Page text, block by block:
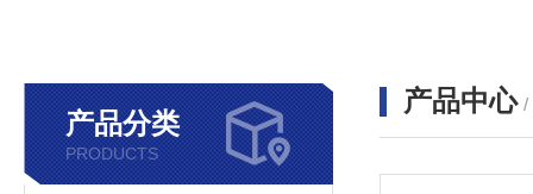
产品分类
PRODUCTS
产品中心 /